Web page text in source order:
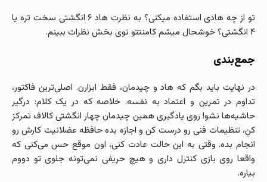
تو از چه هادی استفاده میکنی؟ به نظرت هاد ۶ انگشتی سخت تره یا
۴ انگشتی؟ خوشحال میشم کامنتتو توی بخش نظرات ببینم.
جمع‌بندی
در نهایت باید بگم که هاد و چیدمان، فقط ابزارن. اصلی‌ترین فاکتور،
تداوم در تمرین و اعتماد به نفسه. خلاصه که در یک کلام: درگیر
حاشیه‌ها نشو! روی یادگیری همین چیدمان چهار انگشتی کالاف تمرکز
کن، تنظیمات فنی رو درست کن و اجازه بده حافظه عضلانیت کارش رو
انجام بده. وقتی به این حالت عادت کنی، اون‌ موقع حس می‌کنی که
واقعا روی بازی کنترل داری و هیچ حریفی نمی‌تونه جلوی تو دووم
بیاره.